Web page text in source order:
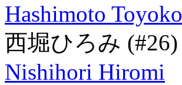
Hashimoto Toyoko
西堀ひろみ (#26)
Nishihori Hiromi